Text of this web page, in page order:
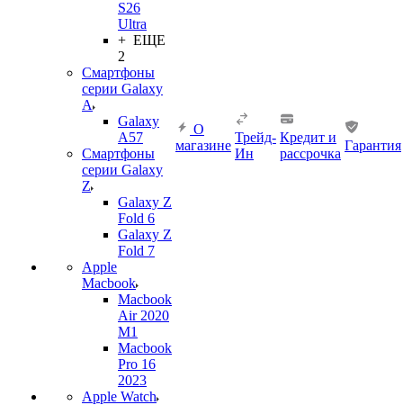
S26
Ultra
+ ЕЩЕ
2
Смартфоны
серии Galaxy
A
Galaxy
A57
Смартфоны
серии Galaxy
Z
Galaxy Z
Fold 6
Galaxy Z
Fold 7
Apple
Macbook
Macbook
Air 2020
M1
Macbook
Pro 16
2023
Apple Watch
О
магазине
Трейд-
Ин
Кредит и
рассрочка
Гарантия